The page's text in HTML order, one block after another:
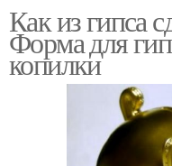
Как из гипса
Форма для
копилки